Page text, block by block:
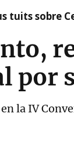
tuits sobre
por
la IV